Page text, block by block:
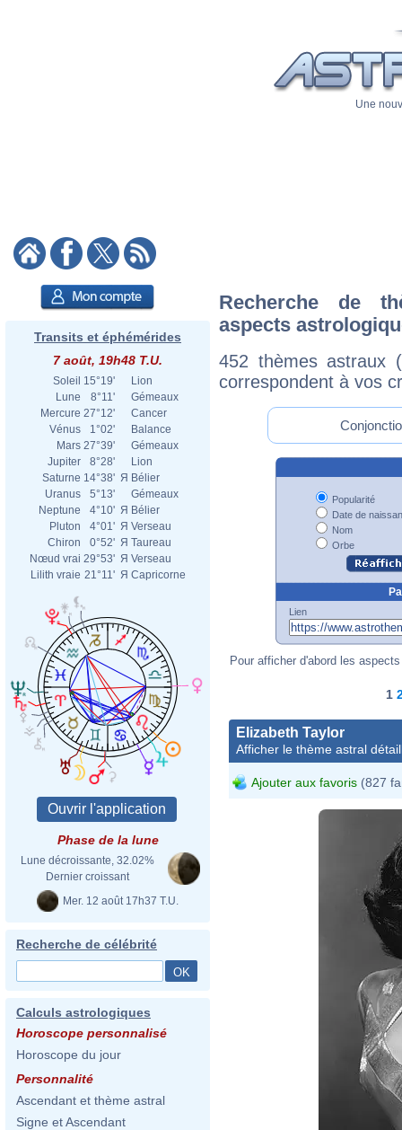
Une
Transits et éphémérides
7 août, 19h48 T.U.
Soleil 15°19'
Lion
Lune
8°11'
Gémeaux
Mercure 27°12'
Cancer
Vénus
1°02'
Balance
Mars 27°39'
Gémeaux
Jupiter
8°28'
Lion
Saturne 14°38' Я Bélier
Uranus
5°13'
Gémeaux
Neptune
4°10' Я Bélier
Pluton
4°01' Я Verseau
Chiron
0°52' Я Taureau
Nœud vrai 29°53' Я Verseau
Lilith vraie 21°11' Я Capricorne
Phase de la lune
Lune décroissante, 32.02%
Dernier croissant
Mer. 12 août 17h37 T.U.
Recherche de célébrité
Calculs astrologiques
Horoscope personnalisé
Horoscope du jour
Personnalité
Ascendant et thème astral
Signe et Ascendant
Recherche de
aspects
452 thèmes astraux
correspondent à vos
Popularité
Date de
Nom
Orbe
Lien
Pour afficher d'abord les
1
Elizabeth Taylor
Afficher le thème astral
Ajouter aux favoris (827